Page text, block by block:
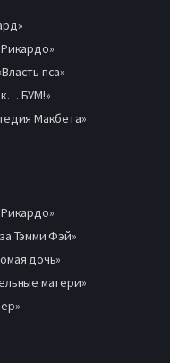
пса»
БУМ!»
Макбета»
Тэмми Фэй»
дочь»
матери»